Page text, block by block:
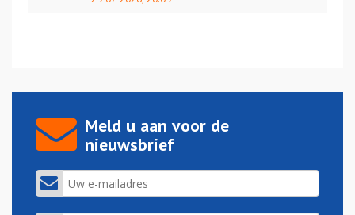
Meld u aan voor de
nieuwsbrief